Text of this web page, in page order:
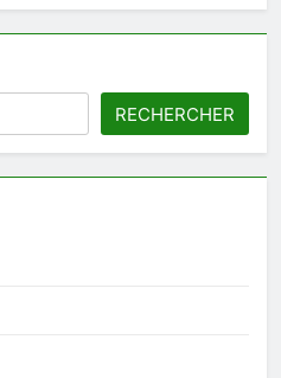
RECHERCHER